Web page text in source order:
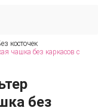
косточек
чашка без каркасов с
без